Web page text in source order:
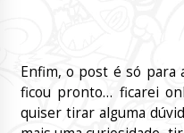
Enfim, o post é só para
ficou pronto… ficarei
quiser tirar alguma